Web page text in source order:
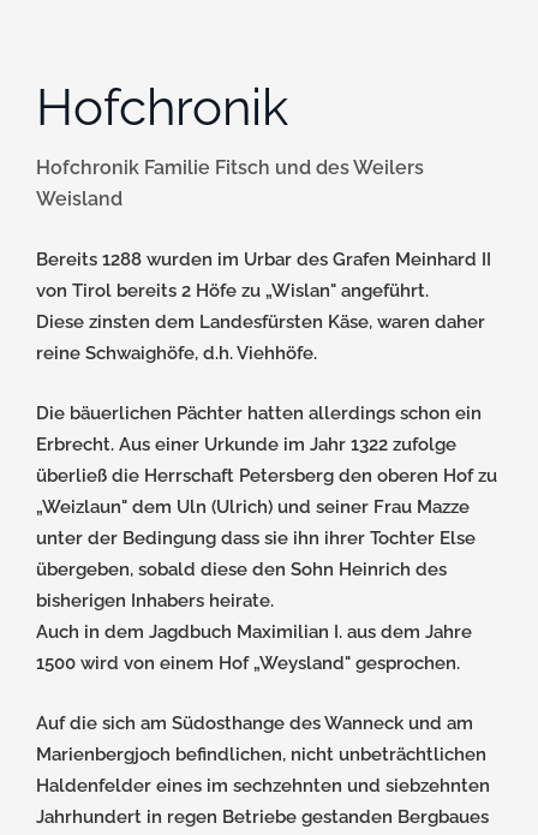
Hofchronik
Hofchronik Familie Fitsch und des Weilers
Weisland
Bereits 1288 wurden im Urbar des Grafen Meinhard II
von Tirol bereits 2 Höfe zu „Wislan" angeführt.
Diese zinsten dem Landesfürsten Käse, waren daher
reine Schwaighöfe, d.h. Viehhöfe.
Die bäuerlichen Pächter hatten allerdings schon ein
Erbrecht. Aus einer Urkunde im Jahr 1322 zufolge
überließ die Herrschaft Petersberg den oberen Hof zu
„Weizlaun" dem Uln (Ulrich) und seiner Frau Mazze
unter der Bedingung dass sie ihn ihrer Tochter Else
übergeben, sobald diese den Sohn Heinrich des
bisherigen Inhabers heirate.
Auch in dem Jagdbuch Maximilian I. aus dem Jahre
1500 wird von einem Hof „Weysland" gesprochen.
Auf die sich am Südosthange des Wanneck und am
Marienbergjoch befindlichen, nicht unbeträchtlichen
Haldenfelder eines im sechzehnten und siebzehnten
Jahrhundert in regen Betriebe gestanden Bergbaues